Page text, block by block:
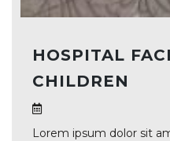
HOSPITAL
CHILDREN
Lorem ipsum dolor sit